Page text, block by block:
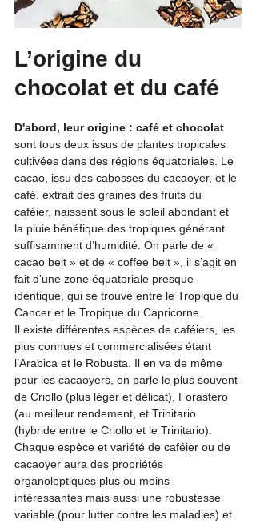
L’origine du
chocolat et du café
D'abord, leur origine : café et chocolat
sont tous deux issus de plantes tropicales
cultivées dans des régions équatoriales. Le
cacao, issu des cabosses du cacaoyer, et le
café, extrait des graines des fruits du
caféier, naissent sous le soleil abondant et
la pluie bénéfique des tropiques générant
suffisamment d’humidité. On parle de «
cacao belt » et de « coffee belt », il s’agit en
fait d’une zone équatoriale presque
identique, qui se trouve entre le Tropique du
Cancer et le Tropique du Capricorne.
Il existe différentes espèces de caféiers, les
plus connues et commercialisées étant
l’Arabica et le Robusta. Il en va de même
pour les cacaoyers, on parle le plus souvent
de Criollo (plus léger et délicat), Forastero
(au meilleur rendement, et Trinitario
(hybride entre le Criollo et le Trinitario).
Chaque espèce et variété de caféier ou de
cacaoyer aura des propriétés
organoleptiques plus ou moins
intéressantes mais aussi une robustesse
variable (pour lutter contre les maladies) et